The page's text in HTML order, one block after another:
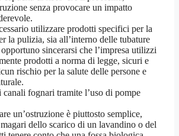
senza provocare un impatto
utilizzare prodotti specifici per la
la pulizia, sia all’interno delle tubature
opportuno sincerarsi che l’impresa utilizzi
prodotti a norma di legge, sicuri e
rischio per la salute delle persone e
fognari tramite l’uso di pompe
un’ostruzione è piuttosto semplice,
dello scarico di un lavandino o del